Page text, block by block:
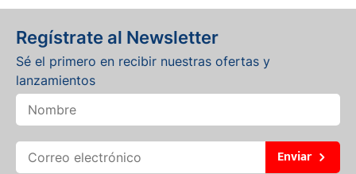
Regístrate al Newsletter
Sé el primero en recibir nuestras ofertas y
lanzamientos
Enviar